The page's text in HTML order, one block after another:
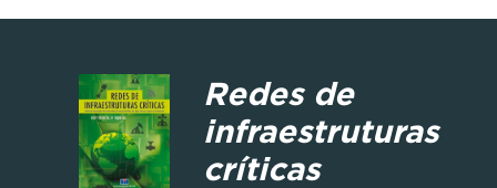
Redes de
infraestruturas
críticas